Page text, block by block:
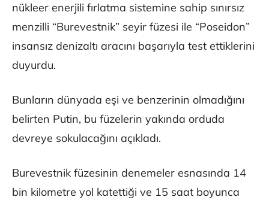
nükleer enerjili fırlatma sistemine sahip sınırsız
menzilli “Burevestnik” seyir füzesi ile “Poseidon”
insansız denizaltı aracını başarıyla test ettiklerini
duyurdu.
Bunların dünyada eşi ve benzerinin olmadığını
belirten Putin, bu füzelerin yakında orduda
devreye sokulacağını açıkladı.
Burevestnik füzesinin denemeler esnasında 14
bin kilometre yol katettiği ve 15 saat boyunca